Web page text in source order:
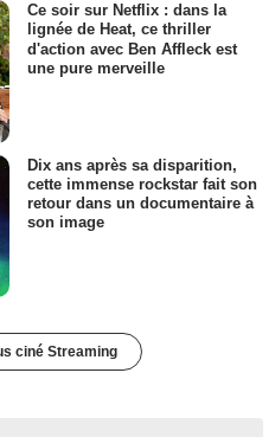
Ce soir sur Netflix : dans la
lignée de Heat, ce thriller
d'action avec Ben Affleck est
une pure merveille
Dix ans après sa disparition,
cette immense rockstar fait son
retour dans un documentaire à
son image
ciné Streaming